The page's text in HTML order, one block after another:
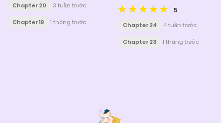
Chapter 20 3 tuần trước
Chapter 19 1 tháng trước
5
Chapter 24 4 tuần trước
Chapter 23 1 tháng trước